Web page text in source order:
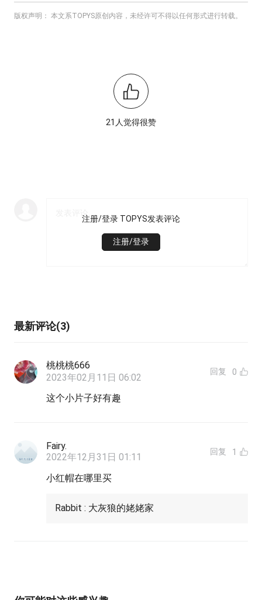
版权声明： 本文系TOPYS原创内容，未经许可不得以任何形式进行转载。
21人觉得很赞
注册/登录 TOPYS发表评论
注册/登录
最新评论(3)
桃桃桃666
2023年02月11日 06:02
回复 0
这个小片子好有趣
Fairy.
2022年12月31日 01:11
回复 1
小红帽在哪里买
Rabbit : 大灰狼的姥姥家